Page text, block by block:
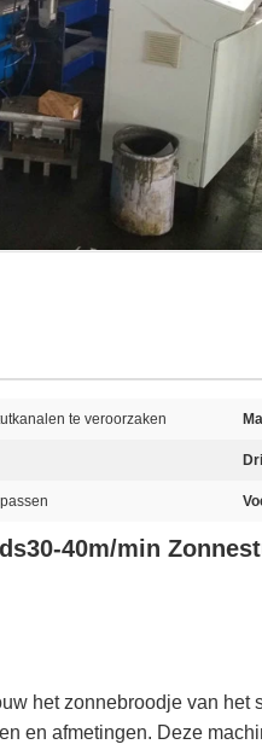
te veroorzaken
40m/min
het zonnebroodje van het
en afmetingen. Deze